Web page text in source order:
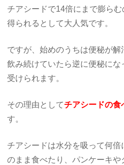
チアシードで14倍にまで膨ら
得られるとして大人気です。
ですが、始めのうちは便秘が解
飲み続けていたら逆に便秘に
受けられます。
その理由としてチアシードの食
す。
チアシードは水分を吸って何
のまま食べたり、パンケーキや